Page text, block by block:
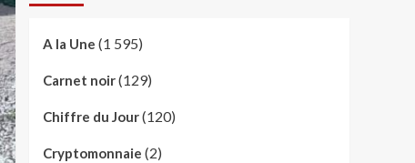
A la Une (1 595)
Carnet noir(129)
Chiffre du Jour(120)
Cryptomonnaie (2)